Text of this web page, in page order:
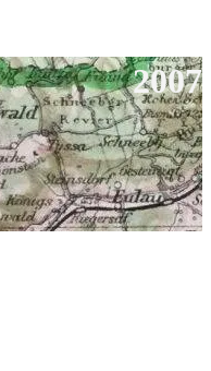
2007